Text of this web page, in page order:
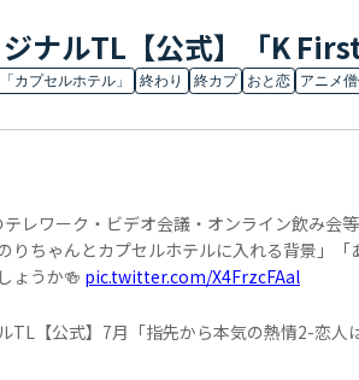
ナルTL【公式】「K First
「カプセルホテル」 終わり 終カプ おと恋 アニメ
テレワーク・ビデオ会議・オンライン飲み会等
りちゃんとカプセルホテルに入れる背景」
ょうか🍻 pic.twitter.com/X4FrzcFAal
【公式】7月「指先から本気の熱情2-恋